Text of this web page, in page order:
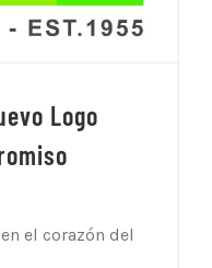
Logo
el corazón del